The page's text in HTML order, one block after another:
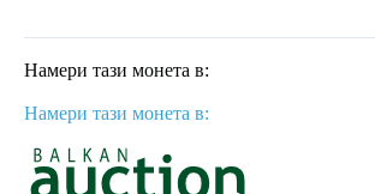
Намери тази монета в:
Намери тази монета в: